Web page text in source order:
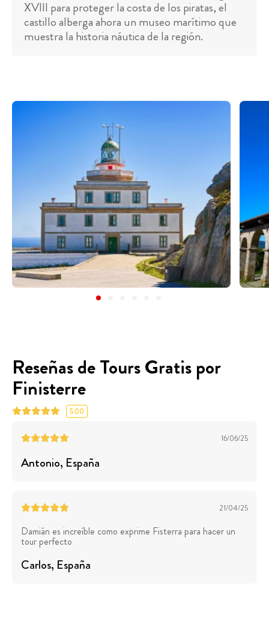
XVIII para proteger la costa de los piratas, el
castillo alberga ahora un museo marítimo que
muestra la historia náutica de la región.
Reseñas de Tours Gratis por
Finisterre
5.00
16/06/25
Antonio, España
21/04/25
Damián es increíble como exprime Fisterra para hacer un
tour perfecto
Carlos, España